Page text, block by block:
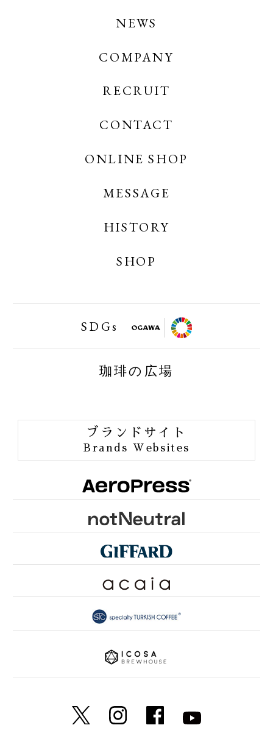
NEWS
COMPANY
RECRUIT
OGAWA COFFEE
OGAWA COFFEE CREATES
CONTACT
ONLINE SHOP
OGAWA COFFEE ONLINE SHOP
OGAWA COFFEE LABORATORY ONLINE
小川珈琲業務用オンラインショップ
MESSAGE
HISTORY
SHOP
SDGs
FAIRTRAID
ORGANIC JAS
ORANG UTAN COFFEE
ONE of LOVE PROJECT
GROUNDS FOR HEALTH
FUN TO SHARE
PINK RIBBON KYOTO
SDGsとは
珈琲の広場
ブランドサイト
Brands Websites